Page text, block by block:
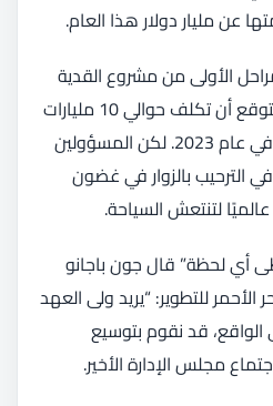
عن مليار دولار هذا العام.
الأولى من مشروع القدية
والبحر الأحمر، الذي من المتوقع أن تكلف حوالي 10 مليارات
دولار وسيغطي خمس جزر في عام 2023. لكن المسؤولين
في الترحيب بالزوار في غضون
لتنتعش السياحة.
أي لحظة” قال جون باجانو
الأحمر للتطوير: “يريد ولى العهد
قد نقوم بتوسيع
مجلس الإدارة الأخير.